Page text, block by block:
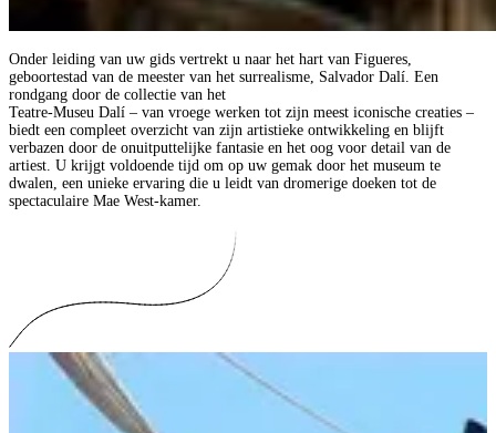
Onder leiding van uw gids vertrekt u naar het hart van Figueres,
geboortestad van de meester van het surrealisme, Salvador Dalí. Een
rondgang door de collectie van het
Teatre-Museu Dalí – van vroege werken tot zijn meest iconische creaties –
biedt een compleet overzicht van zijn artistieke ontwikkeling en blijft
verbazen door de onuitputtelijke fantasie en het oog voor detail van de
artiest. U krijgt voldoende tijd om op uw gemak door het museum te
dwalen, een unieke ervaring die u leidt van dromerige doeken tot de
spectaculaire Mae West-kamer.